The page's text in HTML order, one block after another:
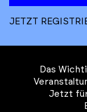
JETZT
Das
Jetzt